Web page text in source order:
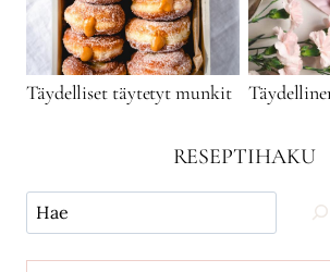
Täydelliset täytetyt munkit
RESEPTIHAKU
Käytä
hakua
ja